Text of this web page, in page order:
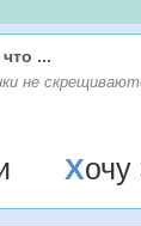
...
не